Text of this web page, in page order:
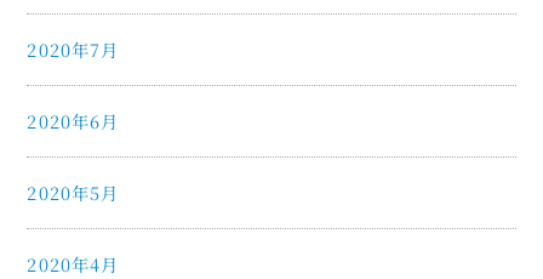
2020年7月
2020年6月
2020年5月
2020年4月